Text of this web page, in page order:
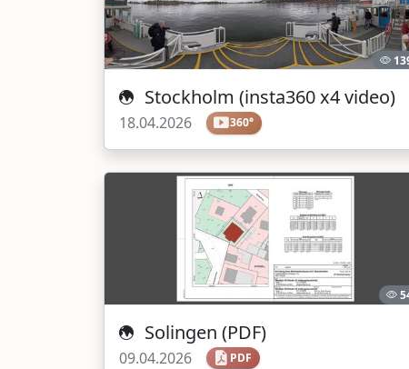
Stockholm (insta360 x4 video)
18.04.2026 360°
Solingen (PDF)
09.04.2026 PDF